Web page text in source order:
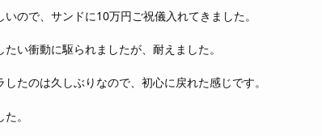
ので、サンドに10万円ご祝儀入れてきました。
い衝動に駆られましたが、耐えました。
たのは久しぶりなので、初心に戻れた感じです。
。